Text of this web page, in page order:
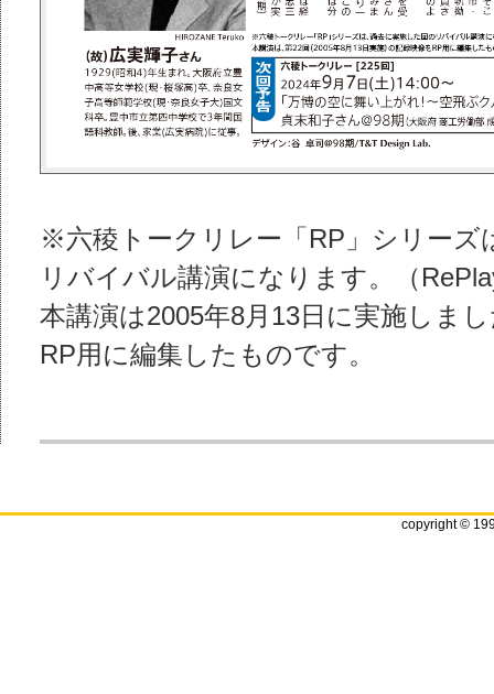
※六稜トークリレー「RP」シリーズ
リバイバル講演になります。（
本講演は2005年8月13日に実施しま
RP用に編集したものです。
copyright ©